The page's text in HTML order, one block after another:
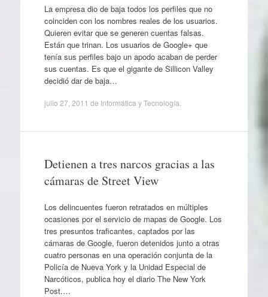
La empresa dio de baja todos los perfiles que no
coinciden con los nombres reales de los usuarios.
Quieren evitar que se generen cuentas falsas.
Están que trinan. Los usuarios de Google+ que
tenía sus perfiles bajo un apodo acaban de perder
sus cuentas. Es que el gigante de Sillicon Valley
decidió dar de baja…
julio 27, 2011 de Informática y Tecnología
Detienen a tres narcos gracias a las
cámaras de Street View
Los delincuentes fueron retratados en múltiples
ocasiones por el servicio de mapas de Google. Los
tres presuntos traficantes, captados por las
cámaras de Google, fueron detenidos junto a otras
cuatro personas en una operación conjunta de la
Policía de Nueva York y la Unidad Especial de
Narcóticos, publica hoy el diario The New York
Post.…